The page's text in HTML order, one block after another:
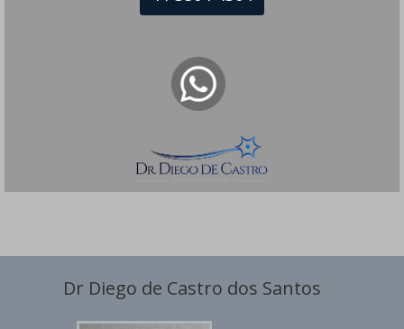
Terapia por Ondas de Choque
Toxina Botulínica
Transtornos do Humor
Dr Diego de Castro dos Santos